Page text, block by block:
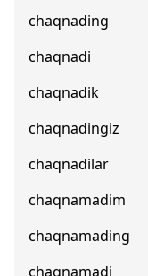
chaqnading
chaqnadi
chaqnadik
chaqnadingiz
chaqnadilar
chaqnamadim
chaqnamading
chaqnamadi